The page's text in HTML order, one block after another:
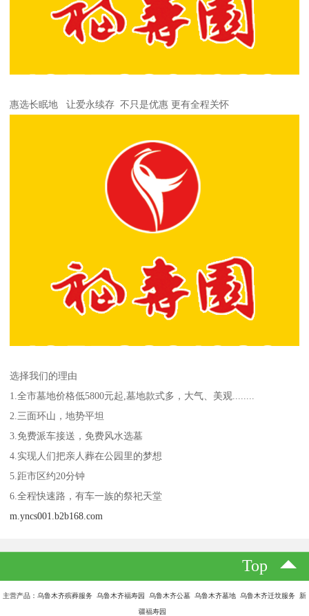
惠选长眠地 让爱永续存 不只是优惠 更有全程关怀
选择我们的理由
1.全市墓地价格低5800元起,墓地款式多，大气、美观........
2.三面环山，地势平坦
3.免费派车接送，免费风水选墓
4.实现人们把亲人葬在公园里的梦想
5.距市区约20分钟
6.全程快速路，有车一族的祭祀天堂
m.yncs001.b2b168.com
Top
主营产品：乌鲁木齐殡葬服务 乌鲁木齐福寿园 乌鲁木齐公墓 乌鲁木齐墓地 乌鲁木齐迁坟服务 新
疆福寿园